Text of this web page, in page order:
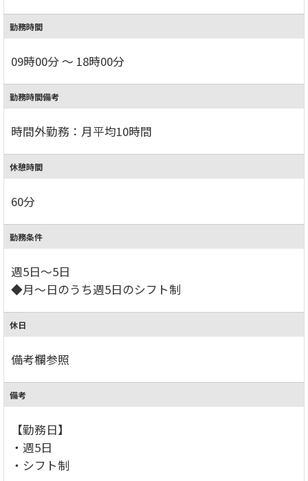
勤務時間
09時00分 ～ 18時00分
勤務時間備考
時間外勤務：月平均10時間
休憩時間
60分
勤務条件
週5日～5日
◆月～日のうち週5日のシフト制
休日
備考欄参照
備考
【勤務日】
・週5日
・シフト制